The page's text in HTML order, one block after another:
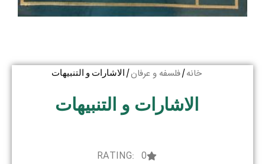
خانه/ فلسفه و عرفان/ الاشارات و التنبیهات
الاشارات و التنبیهات
RATING: 0